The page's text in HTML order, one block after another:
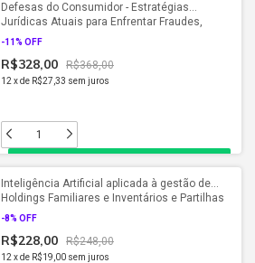
Defesas do Consumidor - Estratégias
Jurídicas Atuais para Enfrentar Fraudes,
Abusos e Litígios no Direito do Consumidor
-11% OFF
R$328,00 R$368,00
12 xde R$27,33 sem juros
Inteligência Artificial aplicada à gestão de
Holdings Familiares e Inventários e Partilhas
(2025)
-8% OFF
R$228,00 R$248,00
12 xde R$19,00 sem juros